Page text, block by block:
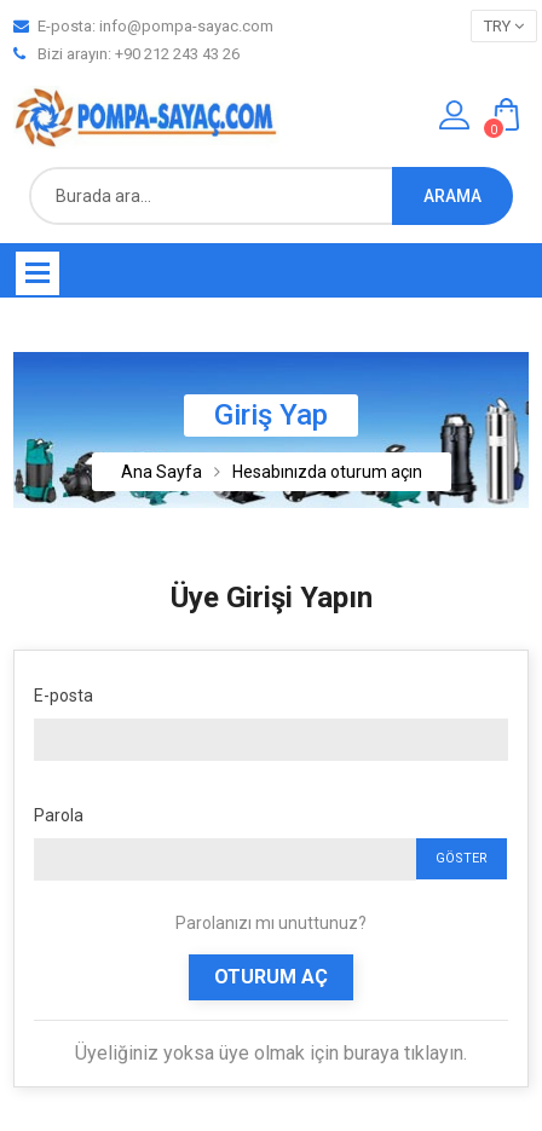
E-posta: info@pompa-sayac.com
Bizi arayın: +90 212 243 43 26
TRY
ARAMA
0
Giriş Yap
Ana Sayfa Hesabınızda oturum açın
Üye Girişi Yapın
E-posta
Parola
GÖSTER
Parolanızı mı unuttunuz?
OTURUM AÇ
Üyeliğiniz yoksa üye olmak için buraya tıklayın.